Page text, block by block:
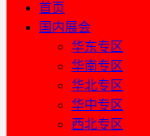
首页
国内展会
华东专区
华南专区
华北专区
华中专区
西北专区